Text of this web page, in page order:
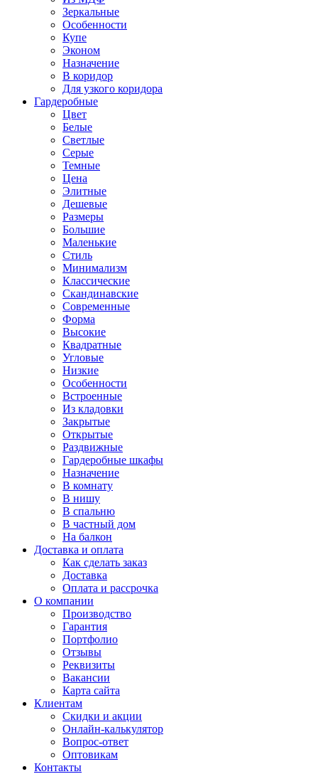
Зеркальные
Особенности
Купе
Эконом
Назначение
В коридор
Для узкого коридора
Гардеробные
Цвет
Белые
Светлые
Серые
Темные
Цена
Элитные
Дешевые
Размеры
Большие
Маленькие
Стиль
Минимализм
Классические
Скандинавские
Современные
Форма
Высокие
Квадратные
Угловые
Низкие
Особенности
Встроенные
Из кладовки
Закрытые
Открытые
Раздвижные
Гардеробные шкафы
Назначение
В комнату
В нишу
В спальню
В частный дом
На балкон
Доставка и оплата
Как сделать заказ
Доставка
Оплата и рассрочка
О компании
Производство
Гарантия
Портфолио
Отзывы
Реквизиты
Вакансии
Карта сайта
Клиентам
Скидки и акции
Онлайн-калькулятор
Вопрос-ответ
Оптовикам
Контакты